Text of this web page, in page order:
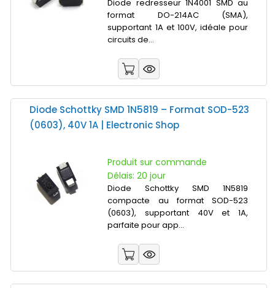
Diode redresseur 1N4001 SMD au
format DO-214AC (SMA),
supportant 1A et 100V, idéale pour
circuits de...
Diode Schottky SMD 1N5819 – Format SOD-523
(0603), 40V 1A | Electronic Shop
Produit sur commande
Délais: 20 jour
Diode Schottky SMD 1N5819
compacte au format SOD-523
(0603), supportant 40V et 1A,
parfaite pour app...